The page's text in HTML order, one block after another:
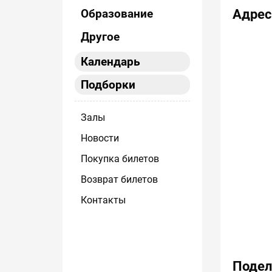
Образование
Другое
Календарь
Подборки
Залы
Новости
Покупка билетов
Возврат билетов
Контакты
Адрес